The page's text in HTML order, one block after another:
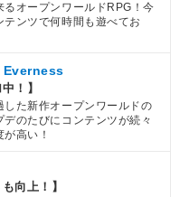
るオープンワールドRPG！今
ンツで何時間も遊べてお
！】
した新作オープンワールドの
のたびにコンテンツが続々
高い！
向上！】